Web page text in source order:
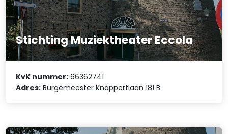
Stichting Muziektheater Eccola
KvK nummer: 66362741
Adres: Burgemeester Knappertlaan 181 B